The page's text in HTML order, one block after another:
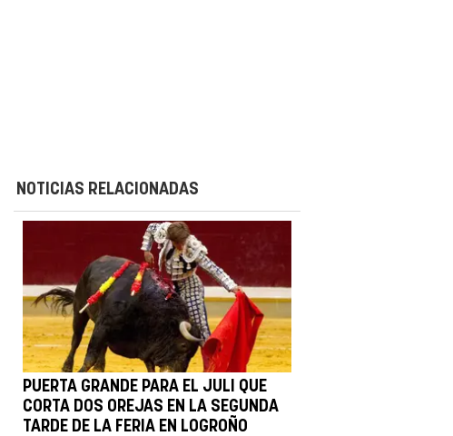
NOTICIAS RELACIONADAS
PUERTA GRANDE PARA EL JULI QUE
CORTA DOS OREJAS EN LA SEGUNDA
TARDE DE LA FERIA EN LOGROÑO